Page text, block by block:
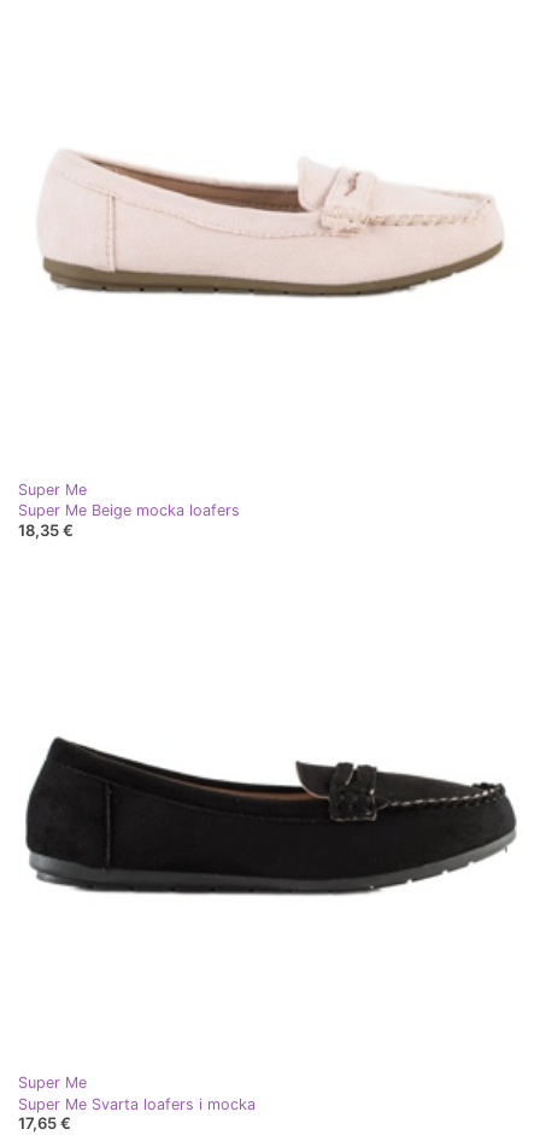
Super Me
Super Me Beige mocka loafers
18,35 €
Super Me
Super Me Svarta loafers i mocka
17,65 €